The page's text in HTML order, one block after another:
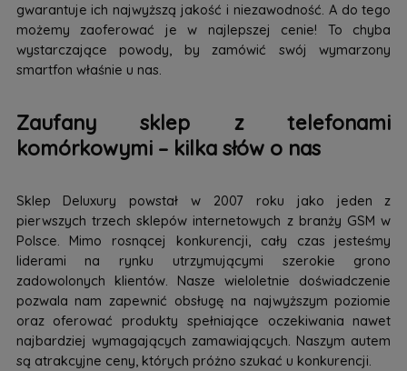
gwarantuje ich najwyższą jakość i niezawodność. A do tego
możemy zaoferować je w najlepszej cenie! To chyba
wystarczające powody, by zamówić swój wymarzony
smartfon właśnie u nas.
Zaufany sklep z telefonami
komórkowymi – kilka słów o nas
Sklep Deluxury powstał w 2007 roku jako jeden z
pierwszych trzech sklepów internetowych z branży GSM w
Polsce. Mimo rosnącej konkurencji, cały czas jesteśmy
liderami na rynku utrzymującymi szerokie grono
zadowolonych klientów. Nasze wieloletnie doświadczenie
pozwala nam zapewnić obsługę na najwyższym poziomie
oraz oferować produkty spełniające oczekiwania nawet
najbardziej wymagających zamawiających. Naszym autem
są atrakcyjne ceny, których próżno szukać u konkurencji.